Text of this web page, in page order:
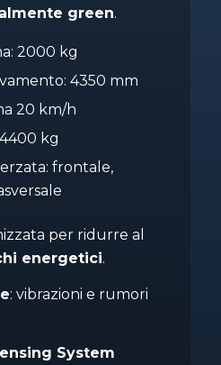
green.
2000 kg
4350 mm
20 km/h
kg
frontale,
per ridurre al
energetici.
: vibrazioni e rumori
System